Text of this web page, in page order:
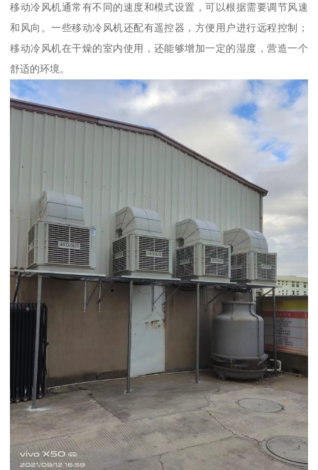
移动冷风机通常有不同的速度和模式设置，可以根据需要调节风速
和风向。一些移动冷风机还配有遥控器，方便用户进行远程控制；
移动冷风机在干燥的室内使用，还能够增加一定的湿度，营造一个
舒适的环境。